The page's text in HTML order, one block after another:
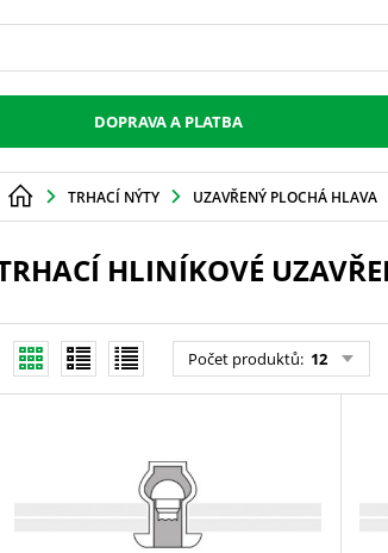
DOPRAVA A PLATBA
TRHACÍ NÝTY UZAVŘENÝ PLOCHÁ HLAVA
HLINÍKOVÉ
Počet produktů: 12